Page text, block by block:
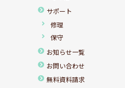
サポート
修理
保守
お知らせ一覧
お問い合わせ
無料資料請求